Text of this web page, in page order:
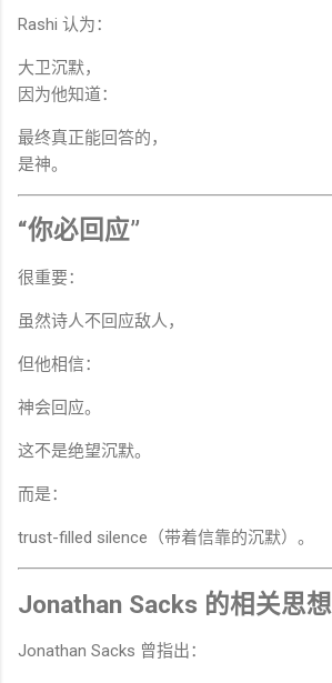
Rashi 认为：
大卫沉默，
因为他知道：
最终真正能回答的，
是神。
“你必回应”
很重要：
虽然诗人不回应敌人，
但他相信：
神会回应。
这不是绝望沉默。
而是：
trust-filled silence（带着信靠的沉默）。
Jonathan Sacks 的相关思想
Jonathan Sacks 曾指出：